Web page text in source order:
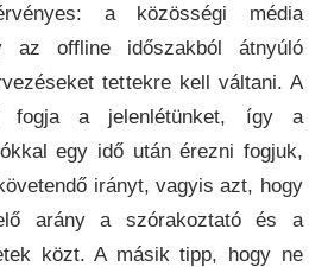
a közösségi média
az offline időszakból átnyúló
tettekre kell váltani. A
fogja a jelenlétünket, így a
egy idő után érezni fogjuk,
irányt, vagyis azt, hogy
arány a szórakoztató és a
közt. A másik tipp, hogy ne